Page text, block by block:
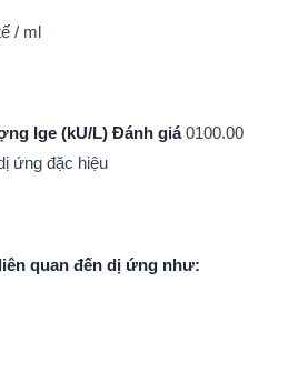
/ ml
Ige (kU/L) Đánh giá0100.00
ứng đặc hiệu
quan đến dị ứng như: